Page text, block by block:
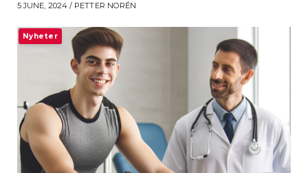
5 JUNE, 2024 / PETTER NORÉN
Nyheter